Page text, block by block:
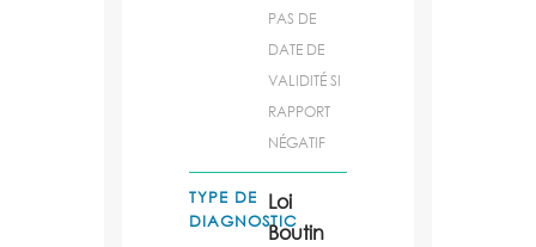
PAS DE
DATE DE
VALIDITÉ SI
RAPPORT
NÉGATIF
TYPE DE
DIAGNOSTIC
Loi
Boutin